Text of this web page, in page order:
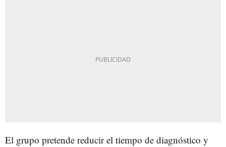
El grupo pretende reducir el tiempo de diagnóstico y